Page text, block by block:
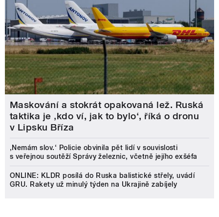
Maskování a stokrát opakovaná lež. Ruská
taktika je ‚kdo ví, jak to bylo‘, říká o dronu
v Lipsku Bříza
‚Nemám slov.‘ Policie obvinila pět lidí v souvislosti
s veřejnou soutěží Správy železnic, včetně jejího exšéfa
ONLINE: KLDR posílá do Ruska balistické střely, uvádí
GRU. Rakety už minulý týden na Ukrajině zabíjely